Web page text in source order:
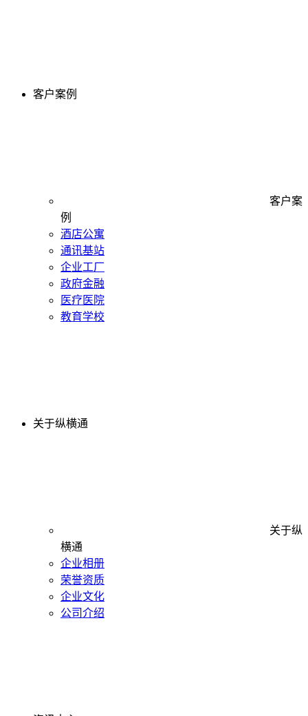
客户案例
客户案
例
酒店公寓
通讯基站
企业工厂
政府金融
医疗医院
教育学校
关于纵横通
关于纵
横通
企业相册
荣誉资质
企业文化
公司介绍